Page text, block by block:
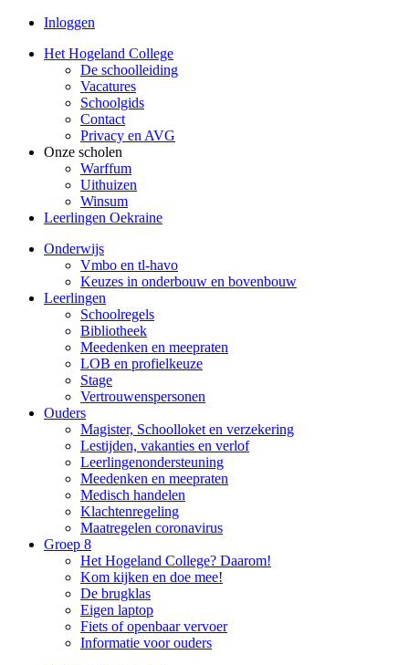
Inloggen
Het Hogeland College
De schoolleiding
Vacatures
Schoolgids
Contact
Privacy en AVG
Onze scholen
Warffum
Uithuizen
Winsum
Leerlingen Oekraine
Onderwijs
Vmbo en tl-havo
Keuzes in onderbouw en bovenbouw
Leerlingen
Schoolregels
Bibliotheek
Meedenken en meepraten
LOB en profielkeuze
Stage
Vertrouwenspersonen
Ouders
Magister, Schoolloket en verzekering
Lestijden, vakanties en verlof
Leerlingenondersteuning
Meedenken en meepraten
Medisch handelen
Klachtenregeling
Maatregelen coronavirus
Groep 8
Het Hogeland College? Daarom!
Kom kijken en doe mee!
De brugklas
Eigen laptop
Fiets of openbaar vervoer
Informatie voor ouders